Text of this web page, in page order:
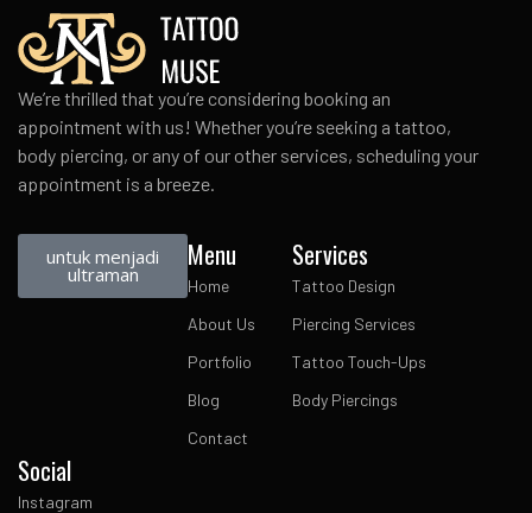
We’re thrilled that you’re considering booking an
appointment with us! Whether you’re seeking a tattoo,
body piercing, or any of our other services, scheduling your
appointment is a breeze.
untuk menjadi
ultraman
Menu
Home
About Us
Portfolio
Blog
Contact
Services
Tattoo Design
Piercing Services
Tattoo Touch-Ups
Body Piercings
Social
Instagram